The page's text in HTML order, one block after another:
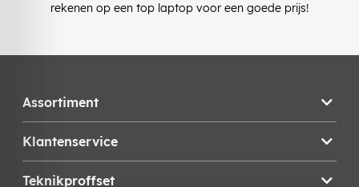
rekenen op een top laptop voor een goede prijs!
Assortiment
Klantenservice
Teknikproffset